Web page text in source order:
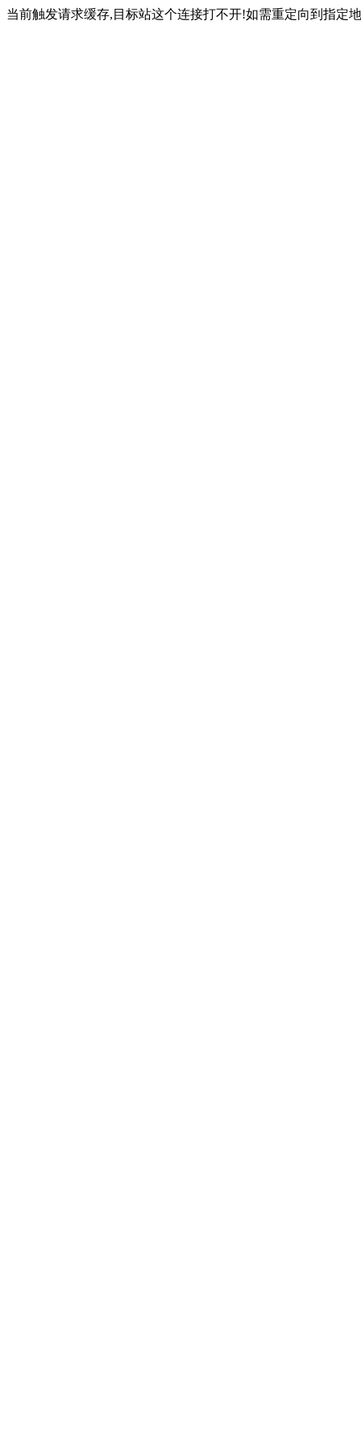
当前触发请求缓存,目标站这个连接打不开!如需重定向到指定